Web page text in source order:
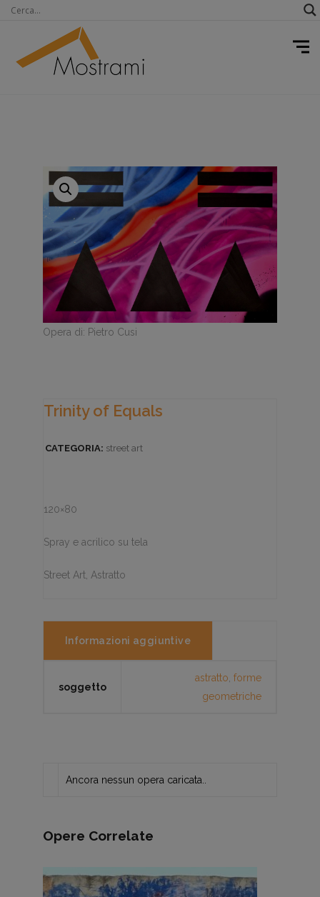
Opera di: Pietro Cusi
Trinity of Equals
CATEGORIA: street art
120×80
Spray e acrilico su tela
Street Art, Astratto
Informazioni aggiuntive
soggetto
astratto forme
geometriche
Ancora nessun opera caricata..
Opere Correlate